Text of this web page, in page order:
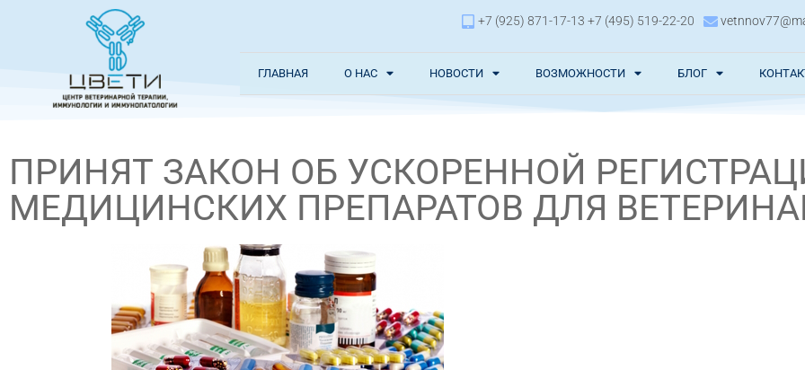
+7 (925) 871-17-13 +7 (495) 519-22-20
ГЛАВНАЯ О НАС НОВОСТИ ВОЗМОЖНОСТИ БЛОГ
ПРИНЯТ ЗАКОН ОБ УСКОРЕННОЙ
МЕДИЦИНСКИХ ПРЕПАРАТОВ ДЛЯ